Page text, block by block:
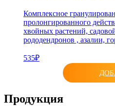
Комплексное
пролонгированного
хвойных растений,
рододендронов , азалии,
535₽
Продукция